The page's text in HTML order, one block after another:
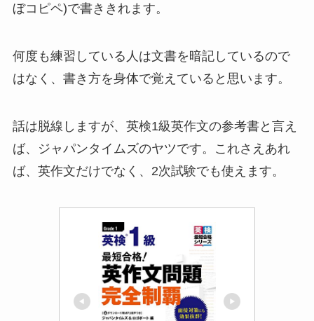
ぼコピペ)で書ききれます。
何度も練習している人は文書を暗記しているので
はなく、書き方を身体で覚えていると思います。
話は脱線しますが、英検1級英作文の参考書と言え
ば、ジャパンタイムズのヤツです。これさえあれ
ば、英作文だけでなく、2次試験でも使えます。